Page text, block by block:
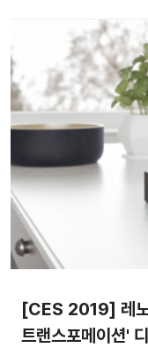
[CES 2019] 레
트랜스포메이션'